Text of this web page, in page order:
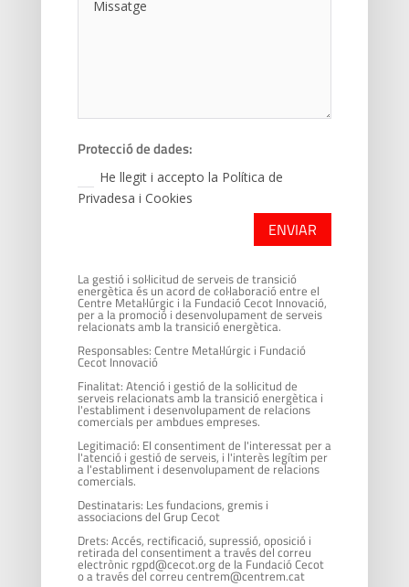
Protecció de dades:
He llegit i accepto la Política de
Privadesa i Cookies
ENVIAR
La gestió i sol·licitud de serveis de transició
energètica és un acord de col·laboració entre el
Centre Metal·lúrgic i la Fundació Cecot Innovació,
per a la promoció i desenvolupament de serveis
relacionats amb la transició energètica.
Responsables: Centre Metal·lúrgic i Fundació
Cecot Innovació
Finalitat: Atenció i gestió de la sol·licitud de
serveis relacionats amb la transició energètica i
l'establiment i desenvolupament de relacions
comercials per ambdues empreses.
Legitimació: El consentiment de l'interessat per a
l'atenció i gestió de serveis, i l'interès legítim per
a l'establiment i desenvolupament de relacions
comercials.
Destinataris: Les fundacions, gremis i
associacions del Grup Cecot
Drets: Accés, rectificació, supressió, oposició i
retirada del consentiment a través del correu
electrònic rgpd@cecot.org de la Fundació Cecot
o a través del correu centrem@centrem.cat